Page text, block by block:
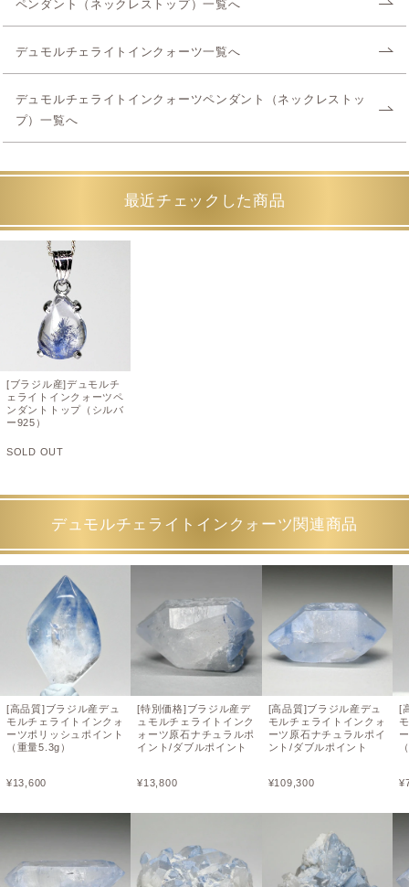
ペンダント（ネックレストップ）一覧へ
デュモルチェライトインクォーツ一覧へ
デュモルチェライトインクォーツペンダント（ネックレストッ
プ）一覧へ
最近チェックした商品
[ブラジル産]デュモルチ
ェライトインクォーツペ
ンダントトップ（シルバ
ー925）
SOLD OUT
デュモルチェライトインクォーツ関連商品
[高品質]ブラジル産デュ
モルチェライトインクォ
ーツポリッシュポイント
（重量5.3g）
¥13,600
[特別価格]ブラジル産デ
ュモルチェライトインク
ォーツ原石ナチュラルポ
イント/ダブルポイント
¥13,800
[高品質]ブラジル産デュ
モルチェライトインクォ
ーツ原石ナチュラルポイ
ント/ダブルポイント
¥109,300
[
¥